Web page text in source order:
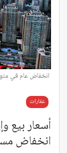
انخفاض عام في
عقارات
أسعار بيع
انخفاض